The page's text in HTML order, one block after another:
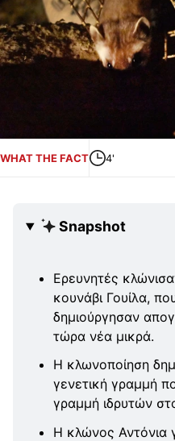
WHAT THE FACT 4'
Snapshot
Ερευνητές
κουνάβι Γουίλα,
δημιούργησαν
τώρα νέα μικρά.
Η κλωνοποίηση
γενετική γραμμή
γραμμή ιδρυτών
Η κλώνος Αντόνια